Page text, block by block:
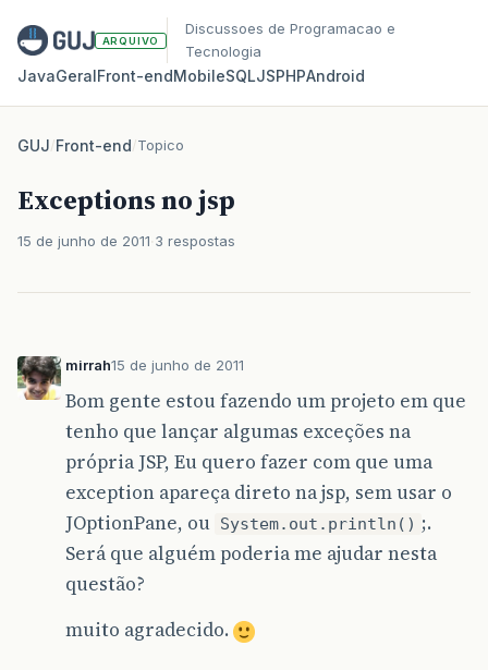
ARQUIVO
Discussoes de Programacao e
Tecnologia
JavaGeralFront‑endMobileSQLJSPHPAndroid
GUJ/Front-end/Topico
Exceptions no jsp
15 de junho de 2011 3 respostas
mirrah15 de junho de 2011
Bom gente estou fazendo um projeto em que
tenho que lançar algumas exceções na
própria JSP, Eu quero fazer com que uma
exception apareça direto na jsp, sem usar o
JOptionPane, ou System.out.println() ;.
Será que alguém poderia me ajudar nesta
questão?
muito agradecido.